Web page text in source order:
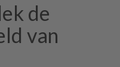
de
van